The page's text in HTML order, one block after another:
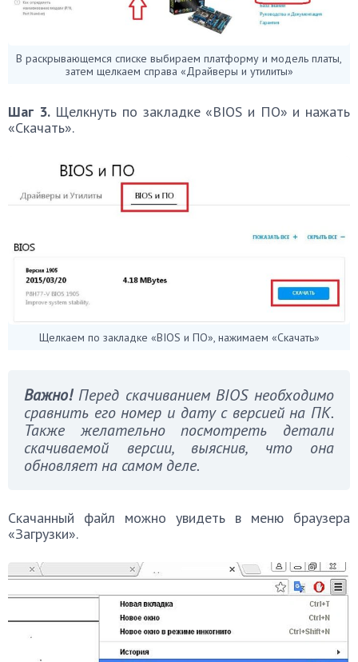
В раскрывающемся списке выбираем платформу и модель платы,
затем щелкаем справа «Драйверы и утилиты»
Шаг 3.Щелкнуть по закладке «BIOS и ПО» и нажать
«Скачать».
Щелкаем по закладке «BIOS и ПО», нажимаем «Скачать»
Важно! Перед скачиванием BIOS необходимо
сравнить его номер и дату с версией на ПК.
Также желательно посмотреть детали
скачиваемой версии, выяснив, что она
обновляет на самом деле.
Скачанный файл можно увидеть в меню браузера
«Загрузки».